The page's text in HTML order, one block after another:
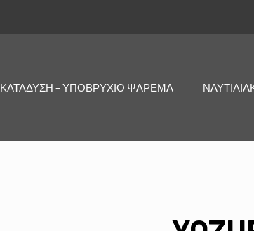
ΚΑΤΑΔΥΣΗ – ΥΠΟΒΡΥΧΙΟ ΨΑΡΕΜΑ